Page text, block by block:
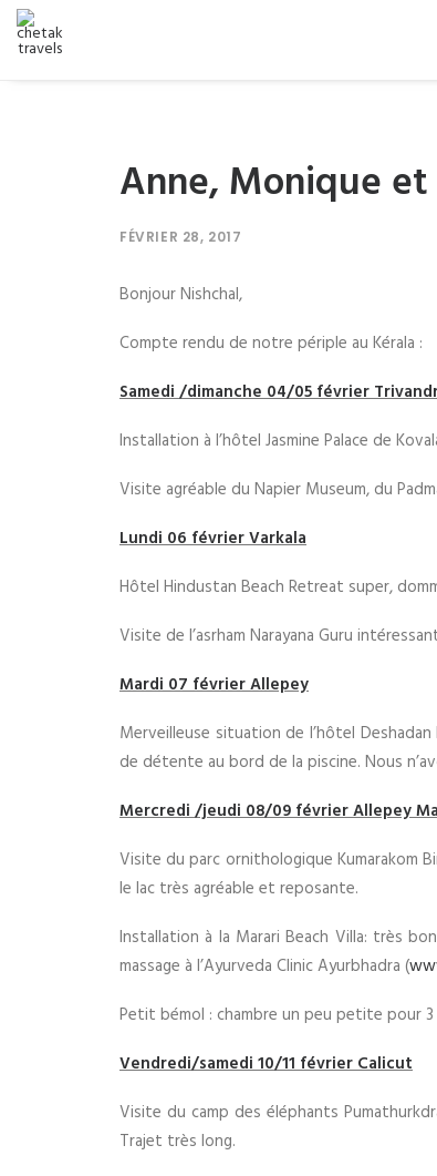
Anne, Monique
FÉVRIER 28, 2017
Bonjour Nishchal,
Compte rendu de notre périple au Kérala :
Samedi /dimanche 04/05 février
Installation à l’hôtel Jasmine Palace de
Visite agréable du Napier Museum, du
Lundi 06 février Varkala
Hôtel Hindustan Beach Retreat super,
Visite de l’asrham Narayana Guru
Mardi 07 février Allepey
Merveilleuse situation de l’hôtel
de détente au bord de la piscine. Nous
Mercredi /jeudi 08/09 février Allepey
Visite du parc ornithologique Kumarakom
le lac très agréable et reposante.
Installation à la Marari Beach Villa: très
massage à l’Ayurveda Clinic Ayurbhadra (
Petit bémol : chambre un peu petite pour 3
Vendredi/samedi 10/11 février Calicut
Visite du camp des éléphants
Trajet très long.